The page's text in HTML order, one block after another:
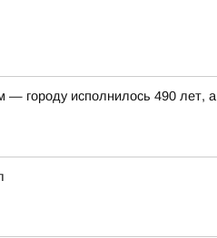
городу исполнилось 490